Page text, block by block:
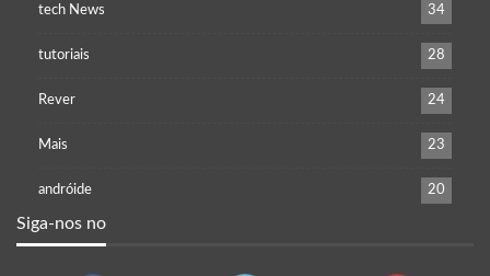
tech News 34
tutoriais 28
Rever 24
Mais 23
andróide 20
Siga-nos no